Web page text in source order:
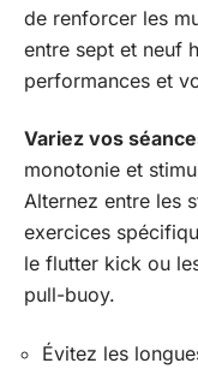
de renforcer les
entre sept et neuf
performances et
Variez vos
monotonie et
Alternez entre les
exercices
le flutter kick ou
pull-buoy.
Évitez les